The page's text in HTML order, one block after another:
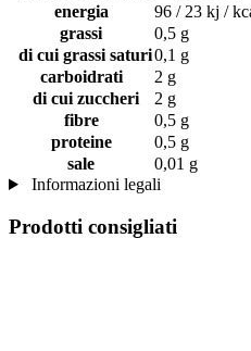
energia
96 / 23 kj /
grassi
0,5 g
di cui grassi saturi0,1 g
carboidrati
2 g
di cui zuccheri
2 g
fibre
0,5 g
proteine
0,5 g
sale
0,01 g
Informazioni legali
Prodotti consigliati